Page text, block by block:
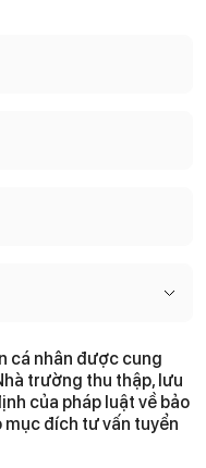
cá nhân được cung
trường thu thập, lưu
của pháp luật về bảo
mục đích tư vấn tuyển